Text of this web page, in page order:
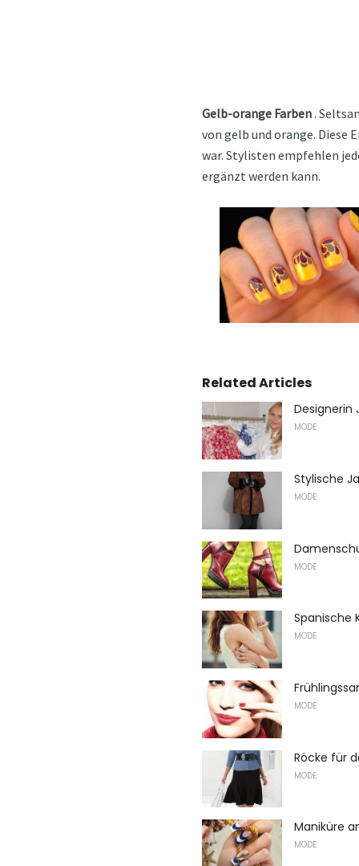
Gelb-orange Farben.
von gelb und orange. Diese
war. Stylisten empfehlen
ergänzt werden kann.
Related Articles
Designerin
MODE
Stylische
MODE
MODE
Spanische
MODE
MODE
Röcke für
MODE
Maniküre
MODE